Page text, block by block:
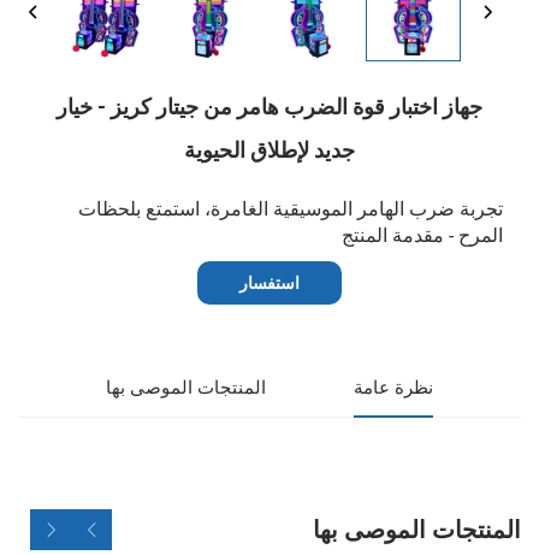
جهاز اختبار قوة الضرب هامر من جيتار كريز - خيار
جديد لإطلاق الحيوية
تجربة ضرب الهامر الموسيقية الغامرة، استمتع بلحظات
المرح - مقدمة المنتج
استفسار
نظرة عامة المنتجات الموصى بها
المنتجات الموصى بها